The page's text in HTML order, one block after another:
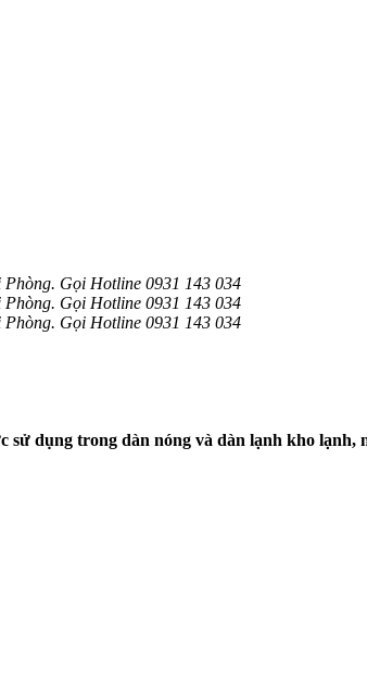
Gọi Hotline 0931 143 034
Gọi Hotline 0931 143 034
Gọi Hotline 0931 143 034
dụng trong dàn nóng và dàn lạnh kho lạnh,